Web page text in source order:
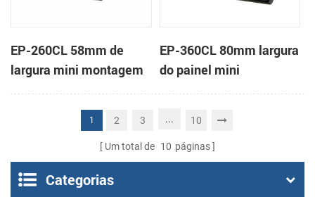
EP-260CL 58mm de
largura mini montagem
em painel impressora
térmica com a auto-
EP-360CL 80mm largura
do painel mini
impressora térmica com
1 2 3 ... 10
Um total de 10 páginas
Categorias